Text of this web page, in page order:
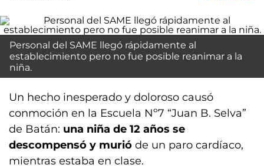
Personal del SAME llegó rápidamente al
establecimiento pero no fue posible reanimar a la
niña.
Un hecho inesperado y doloroso causó
conmoción en la Escuela Nº7 “Juan B. Selva”
de Batán: una niña de 12 años se
descompensó y murió de un paro cardíaco,
mientras estaba en clase.